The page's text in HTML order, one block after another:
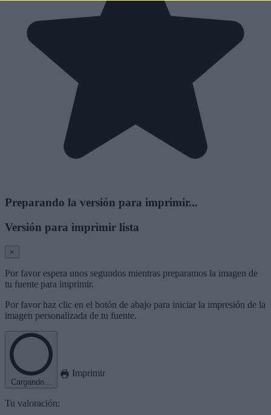
Preparando la versión para imprimir...
Versión para imprimir lista
×
Por favor espera unos segundos mientras preparamos la imagen de
tu fuente para imprimir.
Por favor haz clic en el botón de abajo para iniciar la impresión de la
imagen personalizada de tu fuente.
Cargando...
Imprimir
Tu valoración: